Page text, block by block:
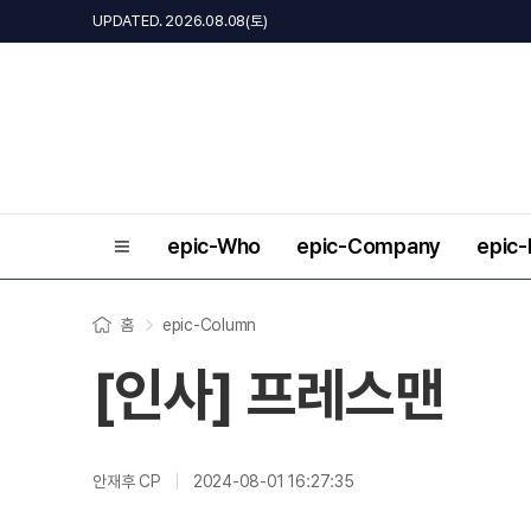
UPDATED. 2026.08.08(토)
epic-Who epic-Company
홈 epic-Column
[인사] 프레스맨
안재후 CP 2024-08-01 16:27:35